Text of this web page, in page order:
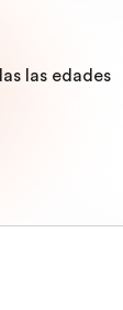
las edades